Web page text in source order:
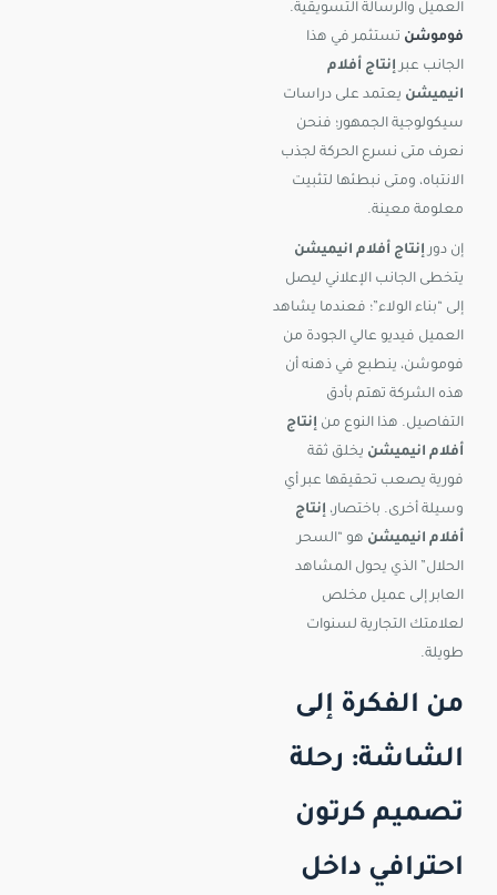
العميل والرسالة التسويقية.
فوموشن تستثمر في هذا
الجانب عبرإنتاج أفلام
انيميشن يعتمد على دراسات
سيكولوجية الجمهور؛ فنحن
نعرف متى نسرع الحركة لجذب
الانتباه، ومتى نبطئها لتثبيت
معلومة معينة.
إن دورإنتاج أفلام انيميشن
يتخطى الجانب الإعلاني ليصل
إلى “بناء الولاء”؛ فعندما يشاهد
العميل فيديو عالي الجودة من
فوموشن، ينطبع في ذهنه أن
هذه الشركة تهتم بأدق
التفاصيل. هذا النوع من إنتاج
أفلام انيميشن يخلق ثقة
فورية يصعب تحقيقها عبر أي
وسيلة أخرى. باختصار، إنتاج
أفلام انيميشن هو “السحر
الحلال” الذي يحول المشاهد
العابر إلى عميل مخلص
لعلامتك التجارية لسنوات
طويلة.
من الفكرة إلى
الشاشة: رحلة
تصميم كرتون
احترافي داخل